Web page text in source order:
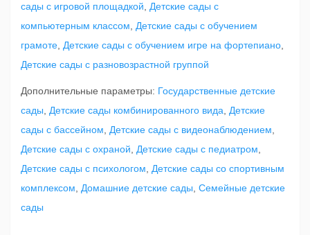
сады с игровой площадкой
Детские сады с
компьютерным классом
Детские сады с обучением
грамоте Детские сады с обучением игре на фортепиано
Детские сады с разновозрастной группой
Дополнительные параметры: Государственные детские
сады
Детские сады комбинированного вида
Детские
сады с бассейном
Детские сады с видеонаблюдением
Детские сады с охраной
Детские сады с педиатром
Детские сады с психологом
Детские сады со спортивным
комплексом
Домашние детские сады Семейные детские
сады